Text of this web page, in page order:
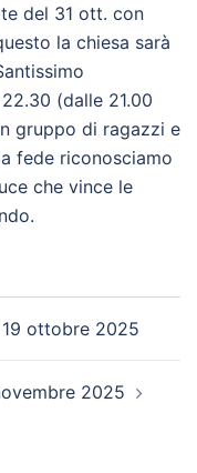
del 31 ott. con
la chiesa sarà
(dalle 21.00
gruppo di ragazzi e
fede riconosciamo
che vince le
ottobre 2025
2025